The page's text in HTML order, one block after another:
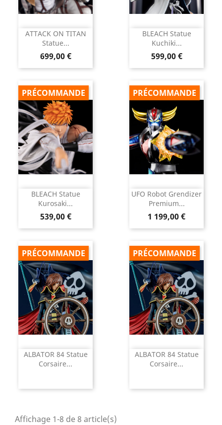
ATTACK ON TITAN
Statue...
Prix
699,00 €
BLEACH Statue
Kuchiki...
Prix
599,00 €
BLEACH Statue
Kurosaki...
Prix
539,00 €
PRÉCOMMANDE
UFO Robot Grendizer
Premium...
Prix
1 199,00 €
PRÉCOMMANDE
ALBATOR 84 Statue
Corsaire...
PRÉCOMMANDE
ALBATOR 84 Statue
Corsaire...
PRÉCOMMANDE
Affichage 1-8 de 8 article(s)